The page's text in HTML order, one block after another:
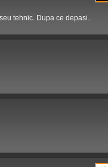
tehnic. Dupa ce depasi..